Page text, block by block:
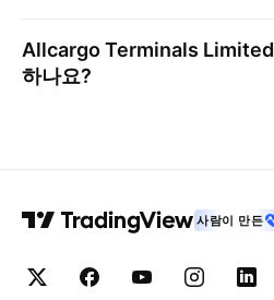
Allcargo Terminals Limited
하나요?
사람이 만든